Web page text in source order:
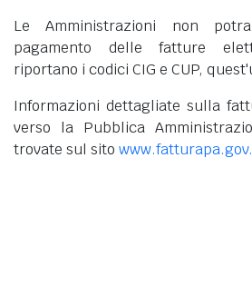
Le Amministrazioni non
pagamento delle fatture
riportano i codici CIG e CUP,
Informazioni dettagliate sulla
verso la Pubblica
trovate sul sito